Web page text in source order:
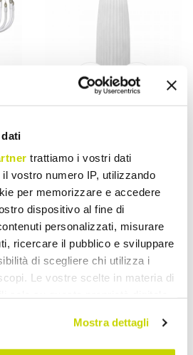
trattiamo i vostri dati
vostro numero IP, utilizzando
per memorizzare e accedere
dispositivo al fine di
personalizzati, misurare
ricercare il pubblico e sviluppare
di scegliere chi utilizza i
Le vostre scelte in materia di
proprio consenso in qualsiasi
sui cookie o facendo clic
Mostra dettagli
VIADURINI LIGHTING
keramiek ontwerp in 4
vormen - Oasis
€ 658,56 € 823,20 - 20%